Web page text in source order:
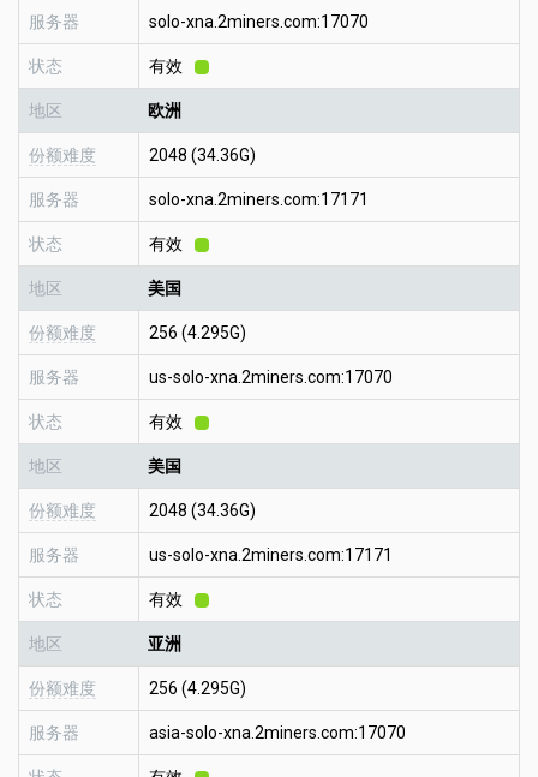
服务器 solo-xna.2miners.com:17070
状态 有效
地区 欧洲
份额难度 2048 (34.36G)
服务器 solo-xna.2miners.com:17171
状态 有效
地区 美国
份额难度 256 (4.295G)
服务器 us-solo-xna.2miners.com:17070
状态 有效
地区 美国
份额难度 2048 (34.36G)
服务器 us-solo-xna.2miners.com:17171
状态 有效
地区 亚洲
份额难度 256 (4.295G)
服务器 asia-solo-xna.2miners.com:17070